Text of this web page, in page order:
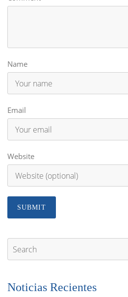
Name
Email
Website
Noticias Recientes